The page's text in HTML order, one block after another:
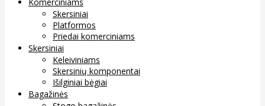
Skersiniai
Platformos
Priedai komerciniams
Skersiniai
Keleiviniams
Skersinių komponentai
Išilginiai bėgiai
Bagažinės